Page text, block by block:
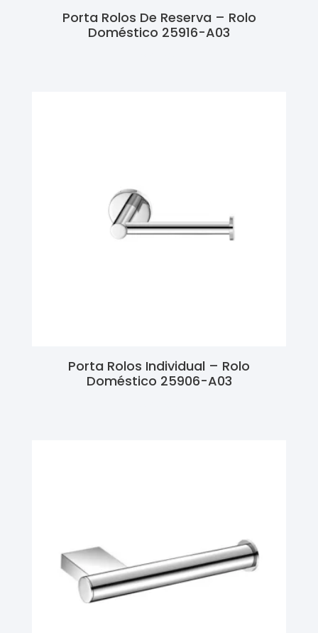
Porta Rolos De Reserva – Rolo
Doméstico 25916-A03
Porta Rolos Individual – Rolo
Doméstico 25906-A03